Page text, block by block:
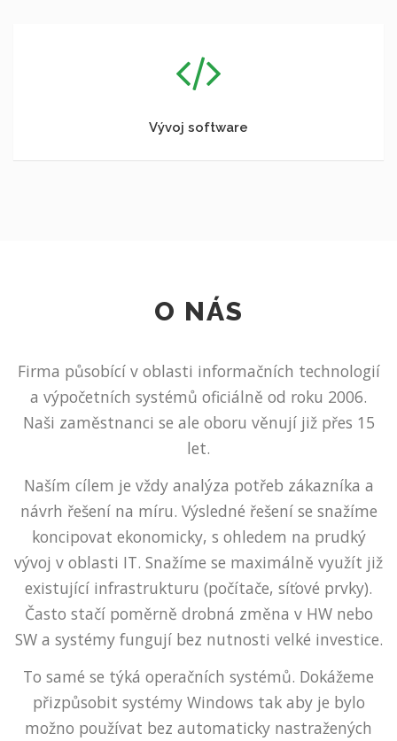
Vývoj software
O NÁS
Firma působící v oblasti informačních technologií
a výpočetních systémů oficiálně od roku 2006.
Naši zaměstnanci se ale oboru věnují již přes 15
let.
Naším cílem je vždy analýza potřeb zákazníka a
návrh řešení na míru. Výsledné řešení se snažíme
koncipovat ekonomicky, s ohledem na prudký
vývoj v oblasti IT. Snažíme se maximálně využít již
existující infrastrukturu (počítače, síťové prvky).
Často stačí poměrně drobná změna v HW nebo
SW a systémy fungují bez nutnosti velké investice.
To samé se týká operačních systémů. Dokážeme
přizpůsobit systémy Windows tak aby je bylo
možno používat bez automaticky nastražených